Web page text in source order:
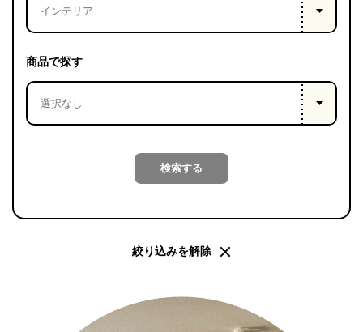
PROJECT
LIFE
LABEL
はい
商品で探す
検索する
絞り込みを解除